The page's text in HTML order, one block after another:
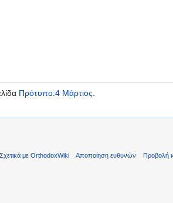
Πρότυπο:4 Μάρτιος.
Σχετικά με OrthodoxWiki Αποποίηση ευθυνών Προβολή